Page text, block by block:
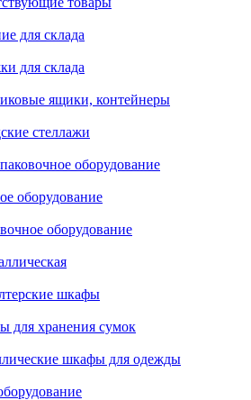
для склада
для склада
ящики, контейнеры
стеллажи
оборудование
оборудование
оборудование
шкафы
для хранения сумок
шкафы для одежды